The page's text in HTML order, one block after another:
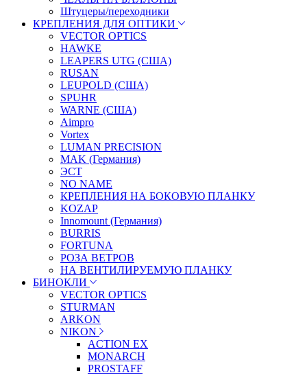
Штуцеры/переходники
КРЕПЛЕНИЯ ДЛЯ ОПТИКИ
VECTOR OPTICS
HAWKE
LEAPERS UTG (США)
RUSAN
LEUPOLD (США)
SPUHR
WARNE (США)
Aimpro
Vortex
LUMAN PRECISION
MAK (Германия)
ЭСТ
NO NAME
КРЕПЛЕНИЯ НА БОКОВУЮ ПЛАНКУ
KOZAP
Innomount (Германия)
BURRIS
FORTUNA
РОЗА ВЕТРОВ
НА ВЕНТИЛИРУЕМУЮ ПЛАНКУ
БИНОКЛИ
VECTOR OPTICS
STURMAN
ARKON
NIKON
ACTION EX
MONARCH
PROSTAFF